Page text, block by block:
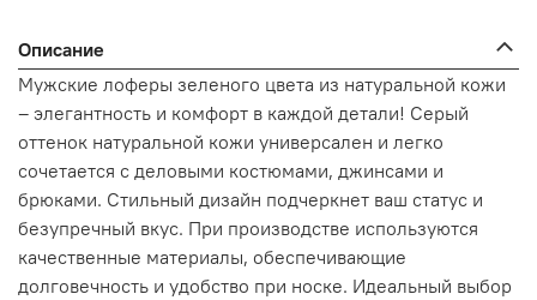
Описание
Мужские лоферы зеленого цвета из натуральной кожи
– элегантность и комфорт в каждой детали! Серый
оттенок натуральной кожи универсален и легко
сочетается с деловыми костюмами, джинсами и
брюками. Стильный дизайн подчеркнет ваш статус и
безупречный вкус. При производстве используются
качественные материалы, обеспечивающие
долговечность и удобство при носке. Идеальный выбор